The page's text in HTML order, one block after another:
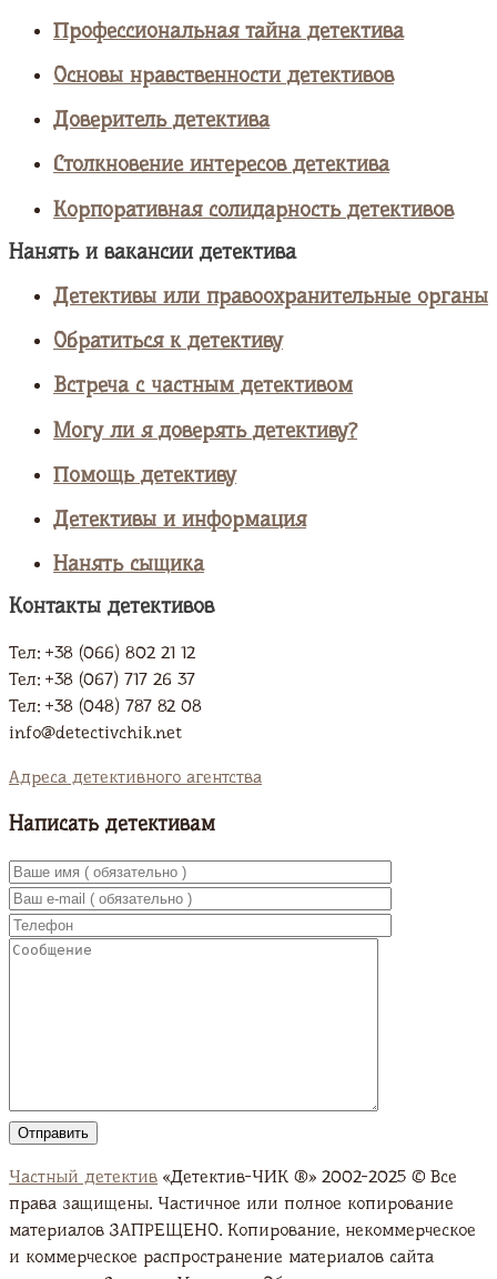
Профессиональная тайна детектива
Основы нравственности детективов
Доверитель детектива
Столкновение интересов детектива
Корпоративная солидарность детективов
Нанять и вакансии детектива
Детективы или правоохранительные органы
Обратиться к детективу
Встреча с частным детективом
Могу ли я доверять детективу?
Помощь детективу
Детективы и информация
Нанять сыщика
Контакты детективов
Тел: +38 (066) 802 21 12
Тел: +38 (067) 717 26 37
Тел: +38 (048) 787 82 08
info@detectivchik.net
Адреса детективного агентства
Написать детективам
Частный детектив «Детектив-ЧИК ®» 2002-2025 © Все
права защищены. Частичное или полное копирование
материалов ЗАПРЕЩЕНО. Копирование, некоммерческое
и коммерческое распространение материалов сайта